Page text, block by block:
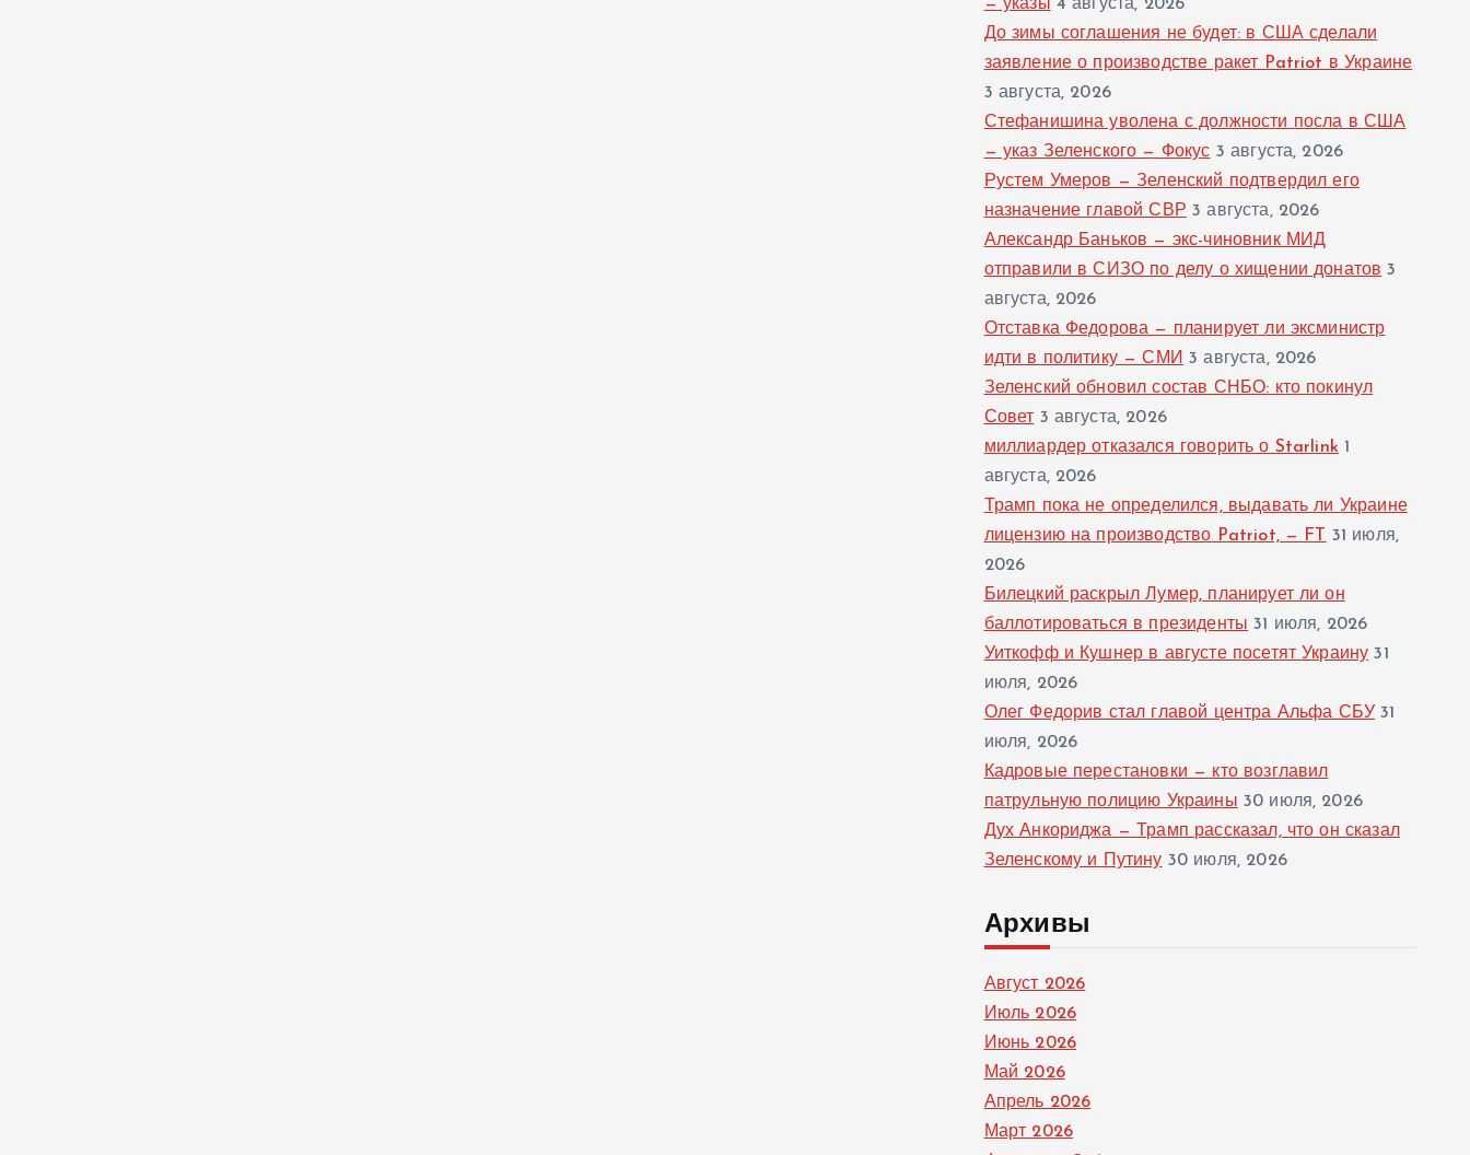
— указы 4 августа, 2026
До зимы соглашения не будет: в США сделали
заявление о производстве ракет Patriot в Украине
3 августа, 2026
Стефанишина уволена с должности посла в США
— указ Зеленского — Фокус 3 августа, 2026
Рустем Умеров — Зеленский подтвердил его
назначение главой СВР 3 августа, 2026
Александр Баньков — экс-чиновник МИД
отправили в СИЗО по делу о хищении донатов 3
августа, 2026
Отставка Федорова — планирует ли эксминистр
идти в политику — СМИ 3 августа, 2026
Зеленский обновил состав СНБО: кто покинул
Совет 3 августа, 2026
миллиардер отказался говорить о Starlink 1
августа, 2026
Трамп пока не определился, выдавать ли Украине
лицензию на производство Patriot, — FT
31 июля,
2026
Билецкий раскрыл Лумер, планирует ли он
баллотироваться в президенты 31 июля, 2026
Уиткофф и Кушнер в августе посетят Украину 31
июля, 2026
Олег Федорив стал главой центра Альфа СБУ 31
июля, 2026
Кадровые перестановки — кто возглавил
патрульную полицию Украины 30 июля, 2026
Дух Анкориджа — Трамп рассказал, что он сказал
Зеленскому и Путину 30 июля, 2026
Архивы
Август 2026
Июль 2026
Июнь 2026
Май 2026
Апрель 2026
Март 2026